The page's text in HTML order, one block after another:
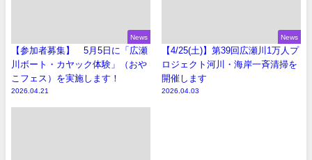
News
【参加者募集】 5月5日に「広瀬
川ボート・カヤック体験」（おや
こフェス）を実施します！
2026.04.21
News
【4/25(土)】第39回広瀬川1万人プ
ロジェクト河川・海岸一斉清掃を
開催します
2026.04.03